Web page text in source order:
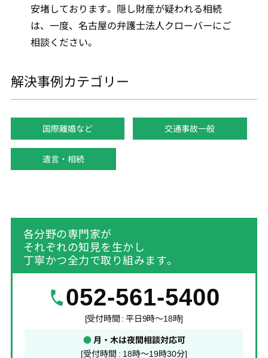
安堵しております。隠し財産が疑われる相続
は、一度、名古屋の弁護士法人クローバーにご
相談ください。
解決事例カテゴリー
国際離婚など 交通事故一般
遺言・相続
各分野の専門家が
それぞれの知見を生かし
丁寧かつ全力で取り組みます。
052-561-5400
[受付時間 : 平日9時～18時]
●月・木は夜間相談対応可
[受付時間 : 18時～19時30分]